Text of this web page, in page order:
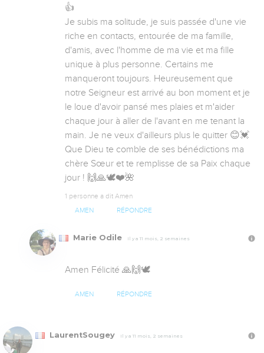
👍
Je subis ma solitude, je suis passée d'une vie
riche en contacts, entourée de ma famille,
d'amis, avec l'homme de ma vie et ma fille
unique à plus personne. Certains me
manqueront toujours. Heureusement que
notre Seigneur est arrivé au bon moment et je
le loue d'avoir pansé mes plaies et m'aider
chaque jour à aller de l'avant en me tenant la
main. Je ne veux d'ailleurs plus le quitter 😊💓
Que Dieu te comble de ses bénédictions ma
chère Sœur et te remplisse de sa Paix chaque
jour ! 🙌🙏🕊️❤️🌺
1 personne a dit Amen
AMEN RÉPONDRE
Marie Odile Il y a 11 mois, 2 semaines
Amen Félicité 🙏🙌🕊️
AMEN RÉPONDRE
LaurentSougey Il y a 11 mois, 2 semaines